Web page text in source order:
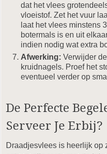
dat het vlees
vloeistof. Zet het vuur
laat het vlees minstens
botermals is en uit
indien nodig wat extra
Afwerking: Verwijder
kruidnagels. Proef het
eventueel verder op
De Perfecte
Serveer Je Erbij?
Draadjesvlees is heerlijk op